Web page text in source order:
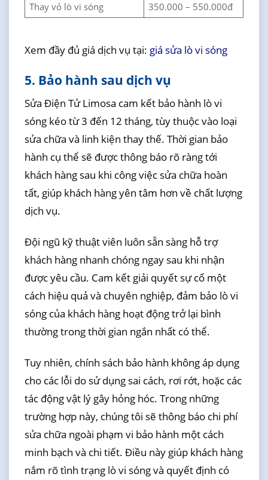
Thay vỏ lò vi sóng 350.000 – 550.000đ
Xem đầy đủ giá dịch vụ tại: giá sửa lò vi sóng
5. Bảo hành sau dịch vụ
Sửa Điện Tử Limosa cam kết bảo hành lò vi
sóng kéo từ 3 đến 12 tháng, tùy thuộc vào loại
sửa chữa và linh kiện thay thế. Thời gian bảo
hành cụ thể sẽ được thông báo rõ ràng tới
khách hàng sau khi công việc sửa chữa hoàn
tất, giúp khách hàng yên tâm hơn về chất lượng
dịch vụ.
Đội ngũ kỹ thuật viên luôn sẵn sàng hỗ trợ
khách hàng nhanh chóng ngay sau khi nhận
được yêu cầu. Cam kết giải quyết sự cố một
cách hiệu quả và chuyên nghiệp, đảm bảo lò vi
sóng của khách hàng hoạt động trở lại bình
thường trong thời gian ngắn nhất có thể.
Tuy nhiên, chính sách bảo hành không áp dụng
cho các lỗi do sử dụng sai cách, rơi rớt, hoặc các
tác động vật lý gây hỏng hóc. Trong những
trường hợp này, chúng tôi sẽ thông báo chi phí
sửa chữa ngoài phạm vi bảo hành một cách
minh bạch và chi tiết. Điều này giúp khách hàng
nắm rõ tình trạng lò vi sóng và quyết định có